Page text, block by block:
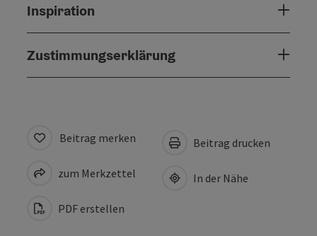
Inspiration
Zustimmungserklärung
Beitrag merken
zum Merkzettel
PDF erstellen
Beitrag drucken
In der Nähe